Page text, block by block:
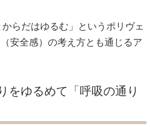
らだはゆるむ」というポリヴェ
安全感）の考え方とも通じるア
をゆるめて「呼吸の通り